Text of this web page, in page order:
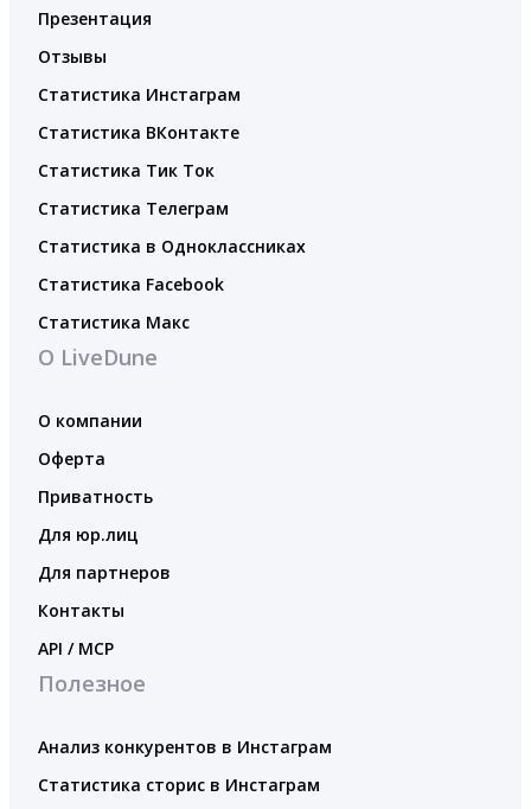
Презентация
Отзывы
Статистика Инстаграм
Статистика ВКонтакте
Статистика Тик Ток
Статистика Телеграм
Статистика в Одноклассниках
Статистика Facebook
Статистика Макс
О LiveDune
О компании
Оферта
Приватность
Для юр.лиц
Для партнеров
Контакты
API / MCP
Полезное
Анализ конкурентов в Инстаграм
Статистика сторис в Инстаграм